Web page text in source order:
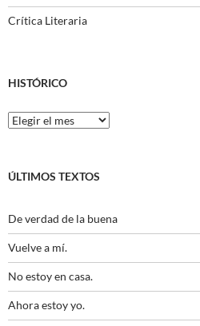
Crítica Literaria
HISTÓRICO
Histórico
ÚLTIMOS TEXTOS
De verdad de la buena
Vuelve a mí.
No estoy en casa.
Ahora estoy yo.